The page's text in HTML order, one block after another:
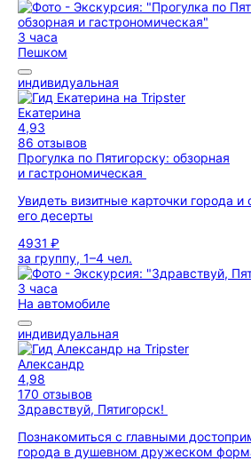
3 часа
Пешком
индивидуальная
Екатерина
4,93
86 отзывов
Прогулка по Пятигорску: обзорная
и гастрономическая
Увидеть визитные карточки города и
его десерты
4931 ₽
за группу, 1–4 чел.
3 часа
На автомобиле
индивидуальная
Александр
4,98
170 отзывов
Здравствуй, Пятигорск!
Познакомиться с главными
города в душевном дружеском